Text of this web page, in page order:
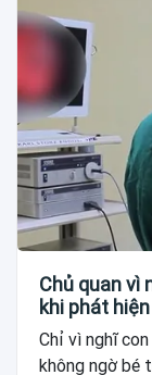
Chủ quan vì
khi phát
Chỉ vì nghĩ
không ngờ bé